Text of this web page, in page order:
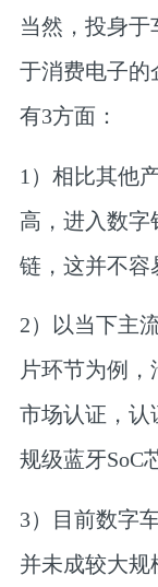
当然，投身于
于消费电子的
有3方面：
1）相比其他
高，进入数字
链，这并不容
2）以当下主
片环节为例
市场认证，认
规级蓝牙SoC
3）目前数字
并未成较大规